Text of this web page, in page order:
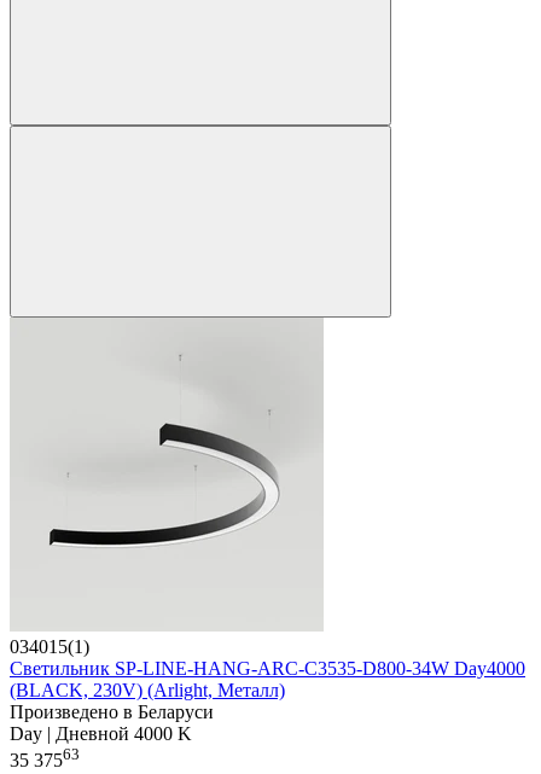
034015(1)
Светильник SP-LINE-HANG-ARC-C3535-D800-34W Day4000
(BLACK, 230V) (Arlight, Металл)
Произведено в Беларуси
Day | Дневной 4000 K
35 37563